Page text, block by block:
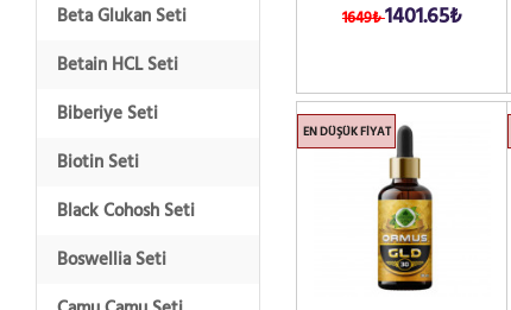
Beta Glukan Seti
Betain HCL Seti
Biberiye Seti
Biotin Seti
Black Cohosh Seti
Boswellia Seti
1649₺1401.65₺
EN DÜŞÜK FIYAT